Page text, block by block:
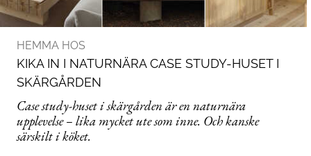
Mer
HEMMA HOS
KIKA IN I NATURNÄRA CASE STUDY-HUSET I
SKÄRGÅRDEN
Case study-huset i skärgården är en naturnära
upplevelse – lika mycket ute som inne. Och kanske
särskilt i köket.